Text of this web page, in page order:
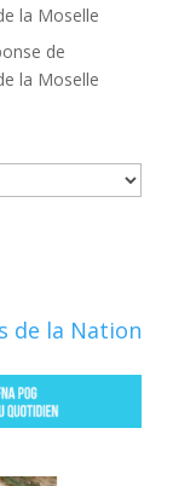
la Moselle
de
la Moselle
de la Nation